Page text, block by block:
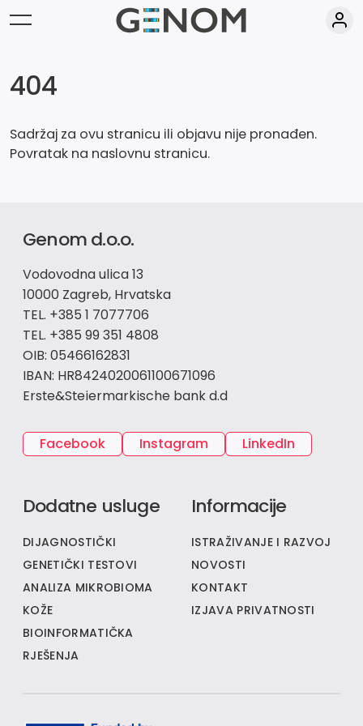
404
Sadržaj za ovu stranicu ili objavu nije pronađen.
Povratak na naslovnu stranicu.
Genom d.o.o.
Vodovodna ulica 13
10000 Zagreb, Hrvatska
TEL. +385 1 7077706
TEL. +385 99 351 4808
OIB: 05466162831
IBAN: HR8424020061100671096
Erste&Steiermarkische bank d.d
Facebook Instagram LinkedIn
Dodatne usluge
DIJAGNOSTIČKI
GENETIČKI TESTOVI
ANALIZA MIKROBIOMA
KOŽE
BIOINFORMATIČKA
RJEŠENJA
Informacije
ISTRAŽIVANJE I RAZVOJ
NOVOSTI
KONTAKT
IZJAVA PRIVATNOSTI